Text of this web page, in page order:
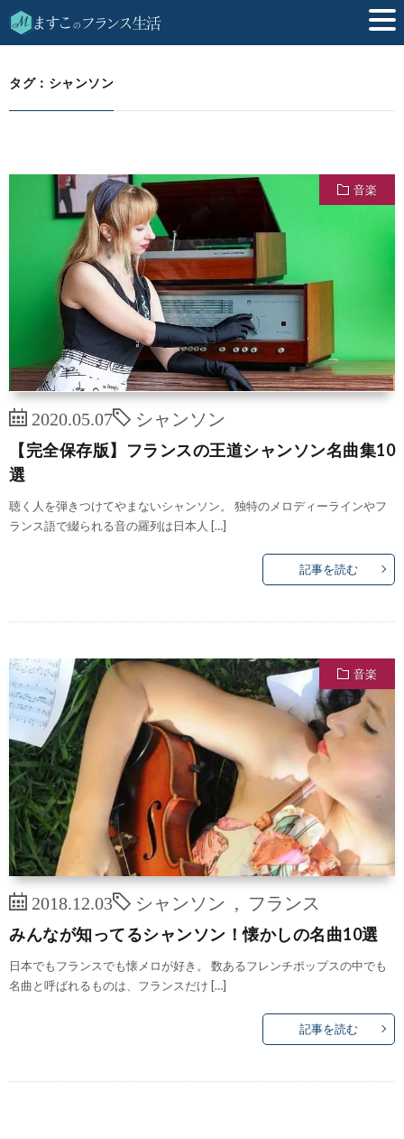
HOME シャンソン
タグ：シャンソン
音楽
2020.05.07 シャンソン
【完全保存版】フランスの王道シャンソン名曲集10
選
聴く人を弾きつけてやまないシャンソン。 独特のメロディーラインやフ
ランス語で綴られる音の羅列は日本人 […]
記事を読む
音楽
2018.12.03 シャンソン フランス
みんなが知ってるシャンソン！懐かしの名曲10選
日本でもフランスでも懐メロが好き。 数あるフレンチポップスの中でも
名曲と呼ばれるものは、フランスだけ […]
記事を読む